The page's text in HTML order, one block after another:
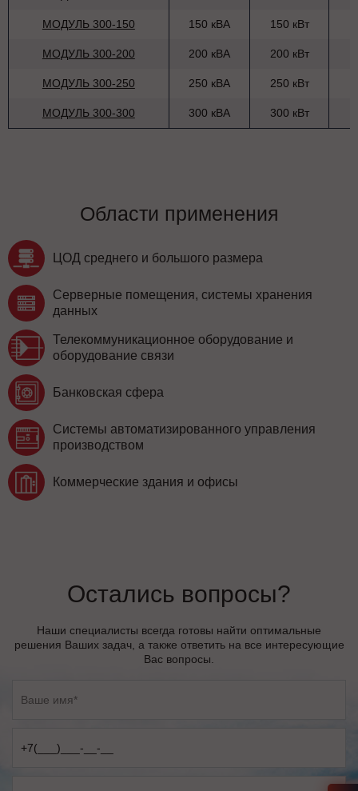
МОДУЛЬ 300-150 150 кВА 150 кВт
МОДУЛЬ 300-200 200 кВА 200 кВт
МОДУЛЬ 300-250 250 кВА 250 кВт
МОДУЛЬ 300-300 300 кВА 300 кВт
Области применения
ЦОД среднего и большого размера
Серверные помещения, системы хранения
данных
Телекоммуникационное оборудование и
оборудование связи
Банковская сфера
Системы автоматизированного управления
производством
Коммерческие здания и офисы
Остались вопросы?
Наши специалисты всегда готовы найти оптимальные
решения Ваших задач, а также ответить на все интересующие
Вас вопросы.